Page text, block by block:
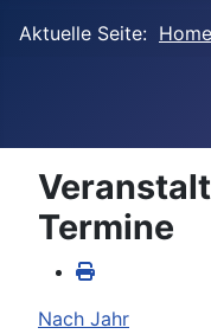
Aktuelle Seite: Home
Termine
Nach Jahr